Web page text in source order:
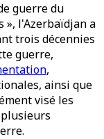
guerre du
», l'Azerbaïdjan a
trois décennies
guerre,
,
ainsi que
visé les